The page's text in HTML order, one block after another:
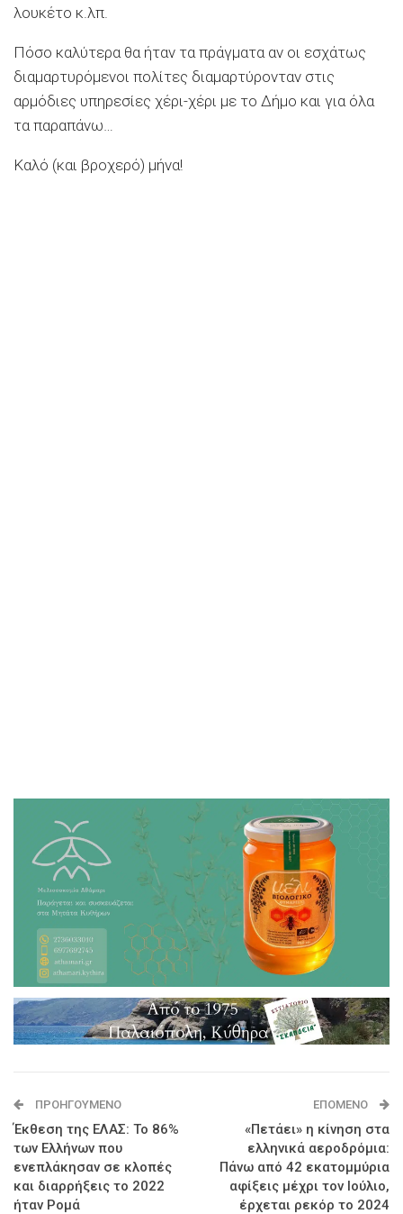
λουκέτο κ.λπ.
Πόσο καλύτερα θα ήταν τα πράγματα αν οι εσχάτως
διαμαρτυρόμενοι πολίτες διαμαρτύρονταν στις
αρμόδιες υπηρεσίες χέρι-χέρι με το Δήμο και για όλα
τα παραπάνω…
Καλό (και βροχερό) μήνα!
ΠΡΟΗΓΟΎΜΕΝΟ
Έκθεση της ΕΛΑΣ: Το 86%
των Ελλήνων που
ενεπλάκησαν σε κλοπές
και διαρρήξεις το 2022
ήταν Ρομά
ΕΠΌΜΕΝΟ
«Πετάει» η κίνηση στα
ελληνικά αεροδρόμια:
Πάνω από 42 εκατομμύρια
αφίξεις μέχρι τον Ιούλιο,
έρχεται ρεκόρ το 2024